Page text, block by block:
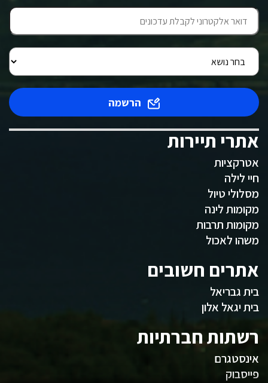
הרשמה
אתרי תיירות
אטרקציות
חיי לילה
מסלולי טיול
מקומות לינה
מקומות תרבות
משהו לאכול
אתרים חשובים
בית גבריאל
בית יגאל אלון
רשתות חברתיות
אינסטגרם
פייסבוק